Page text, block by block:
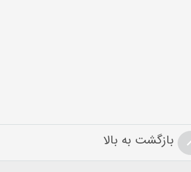
بازگشت به بالا